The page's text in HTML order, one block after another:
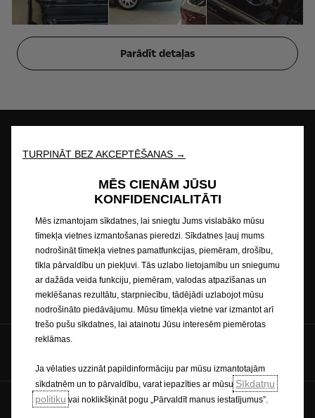
Parādīt detaļas
Meklēt dīleri
Jautāt piedāvājumu Cenas
Pieteikt servisu
Nākotne pieder visiem © Opel 2026
TURPINĀT BEZ AKCEPTĒŠANAS →
MĒS CIENĀM JŪSU
KONFIDENCIALITĀTI
Mēs izmantojam sīkdatnes, lai sniegtu Jums vislabāko mūsu
tīmekļa vietnes izmantošanas pieredzi. Sīkdatnes ļauj mums
nodrošināt tīmekļa vietnes pamatfunkcijas, piemēram, drošību,
tīkla pārvaldību un piekļuvi. Tās uzlabo lietojamību un sniegumu
ar dažāda veida funkciju, piemēram, valodas atpazīšanas un
meklēšanas rezultātu, starpniecību, tādējādi uzlabojot mūsu
nodrošināto piedāvājumu. Mūsu tīmekļa vietne var izmantot arī
trešo pušu sīkdatnes, lai atainotu Jūsu interesēm piemērotas
reklāmas.
Ja vēlaties uzzināt papildinformāciju par mūsu izmantotajām
sīkdatnēm un to pārvaldību, varat iepazīties ar mūsu Sīkdatņu
politiku vai noklikšķināt pogu „Pārvaldīt manus iestatījumus”.